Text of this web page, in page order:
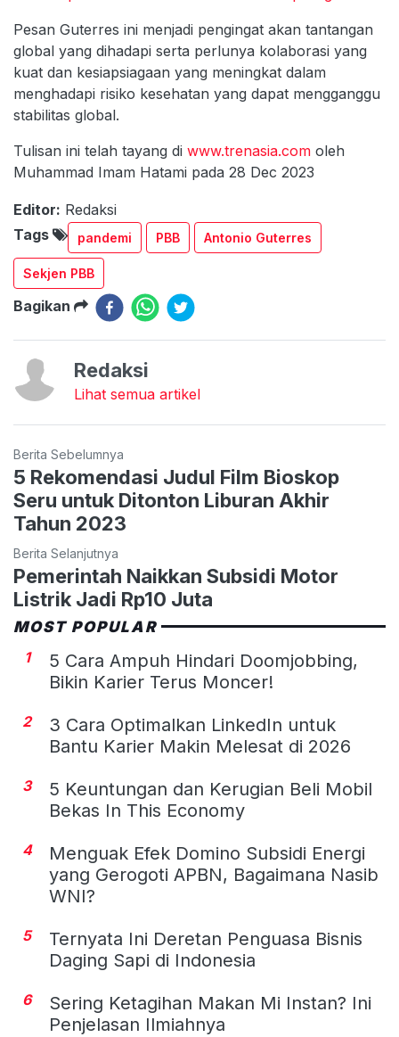
Pesan Guterres ini menjadi pengingat akan tantangan
global yang dihadapi serta perlunya kolaborasi yang
kuat dan kesiapsiagaan yang meningkat dalam
menghadapi risiko kesehatan yang dapat mengganggu
stabilitas global.
Tulisan ini telah tayang di www.trenasia.com oleh
Muhammad Imam Hatami pada 28 Dec 2023
Editor: Redaksi
Tags
pandemi PBB Antonio Guterres
Sekjen PBB
Bagikan
Redaksi
Lihat semua artikel
Berita Sebelumnya
5 Rekomendasi Judul Film Bioskop
Seru untuk Ditonton Liburan Akhir
Tahun 2023
Berita Selanjutnya
Pemerintah Naikkan Subsidi Motor
Listrik Jadi Rp10 Juta
MOST POPULAR
1
5 Cara Ampuh Hindari Doomjobbing,
Bikin Karier Terus Moncer!
2
3 Cara Optimalkan LinkedIn untuk
Bantu Karier Makin Melesat di 2026
3
5 Keuntungan dan Kerugian Beli Mobil
Bekas In This Economy
4
Menguak Efek Domino Subsidi Energi
yang Gerogoti APBN, Bagaimana Nasib
WNI?
5
Ternyata Ini Deretan Penguasa Bisnis
Daging Sapi di Indonesia
6
Sering Ketagihan Makan Mi Instan? Ini
Penjelasan Ilmiahnya